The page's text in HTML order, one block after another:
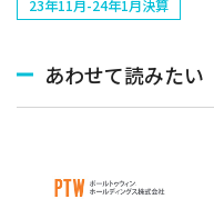
23年11月-24年1月決算
あわせて読みたい